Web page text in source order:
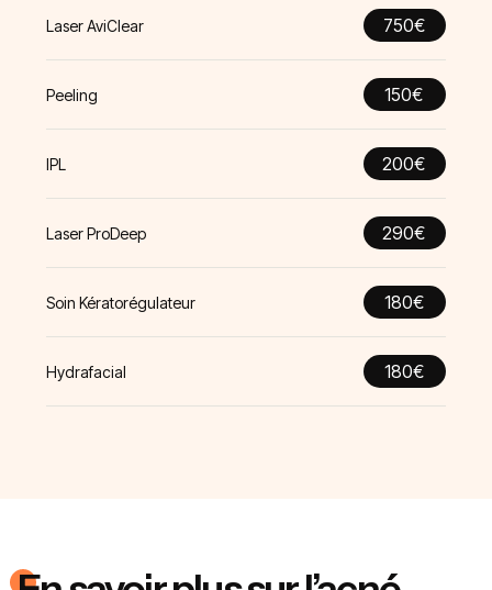
Laser AviClear 750€
Peeling 150€
IPL 200€
Laser ProDeep 290€
Soin Kératorégulateur 180€
Hydrafacial 180€